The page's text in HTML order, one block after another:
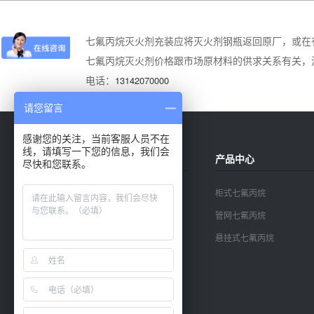
七氟丙烷灭火剂充装应将灭火剂钢瓶返回原厂，或
七氟丙烷灭火剂价格跟市场原材料的供求关系有关
电话： 13142070000
关于我们
公司简介
公司资质
产品中心
柜式七氟丙烷
管网七氟丙烷
悬挂式七氟丙烷
请您留言
感谢您的关注，当前客服人员不在
线，请填写一下您的信息，我们会
尽快和您联系。